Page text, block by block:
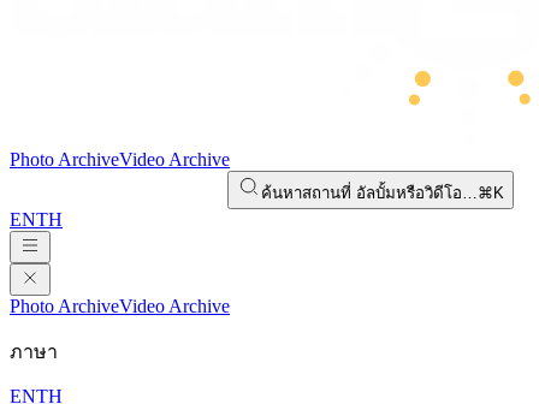
Photo ArchiveVideo Archive
ค้นหาสถานที่ อัลบั้มหรือวิดีโอ…⌘K
ENTH
Photo ArchiveVideo Archive
ภาษา
ENTH